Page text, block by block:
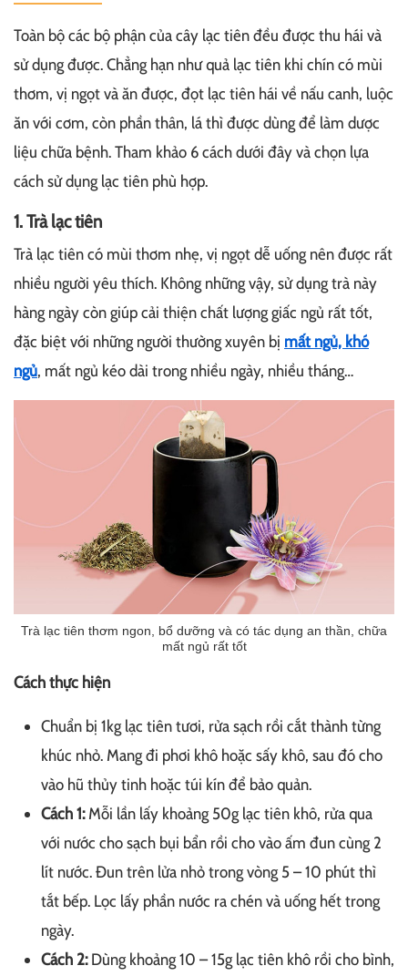
Toàn bộ các bộ phận của cây lạc tiên đều được thu hái và
sử dụng được. Chẳng hạn như quả lạc tiên khi chín có mùi
thơm, vị ngọt và ăn được, đọt lạc tiên hái về nấu canh, luộc
ăn với cơm, còn phần thân, lá thì được dùng để làm dược
liệu chữa bệnh. Tham khảo 6 cách dưới đây và chọn lựa
cách sử dụng lạc tiên phù hợp.
1. Trà lạc tiên
Trà lạc tiên có mùi thơm nhẹ, vị ngọt dễ uống nên được rất
nhiều người yêu thích. Không những vậy, sử dụng trà này
hàng ngày còn giúp cải thiện chất lượng giấc ngủ rất tốt,
đặc biệt với những người thường xuyên bị mất ngủ, khó
ngủ, mất ngủ kéo dài trong nhiều ngày, nhiều tháng…
Trà lạc tiên thơm ngon, bổ dưỡng và có tác dụng an thần, chữa
mất ngủ rất tốt
Cách thực hiện
Chuẩn bị 1kg lạc tiên tươi, rửa sạch rồi cắt thành từng
khúc nhỏ. Mang đi phơi khô hoặc sấy khô, sau đó cho
vào hũ thủy tinh hoặc túi kín để bảo quản.
Cách 1:Mỗi lần lấy khoảng 50g lạc tiên khô, rửa qua
với nước cho sạch bụi bẩn rồi cho vào ấm đun cùng 2
lít nước. Đun trên lửa nhỏ trong vòng 5 – 10 phút thì
tắt bếp. Lọc lấy phần nước ra chén và uống hết trong
ngày.
Cách 2:Dùng khoảng 10 – 15g lạc tiên khô rồi cho bình,